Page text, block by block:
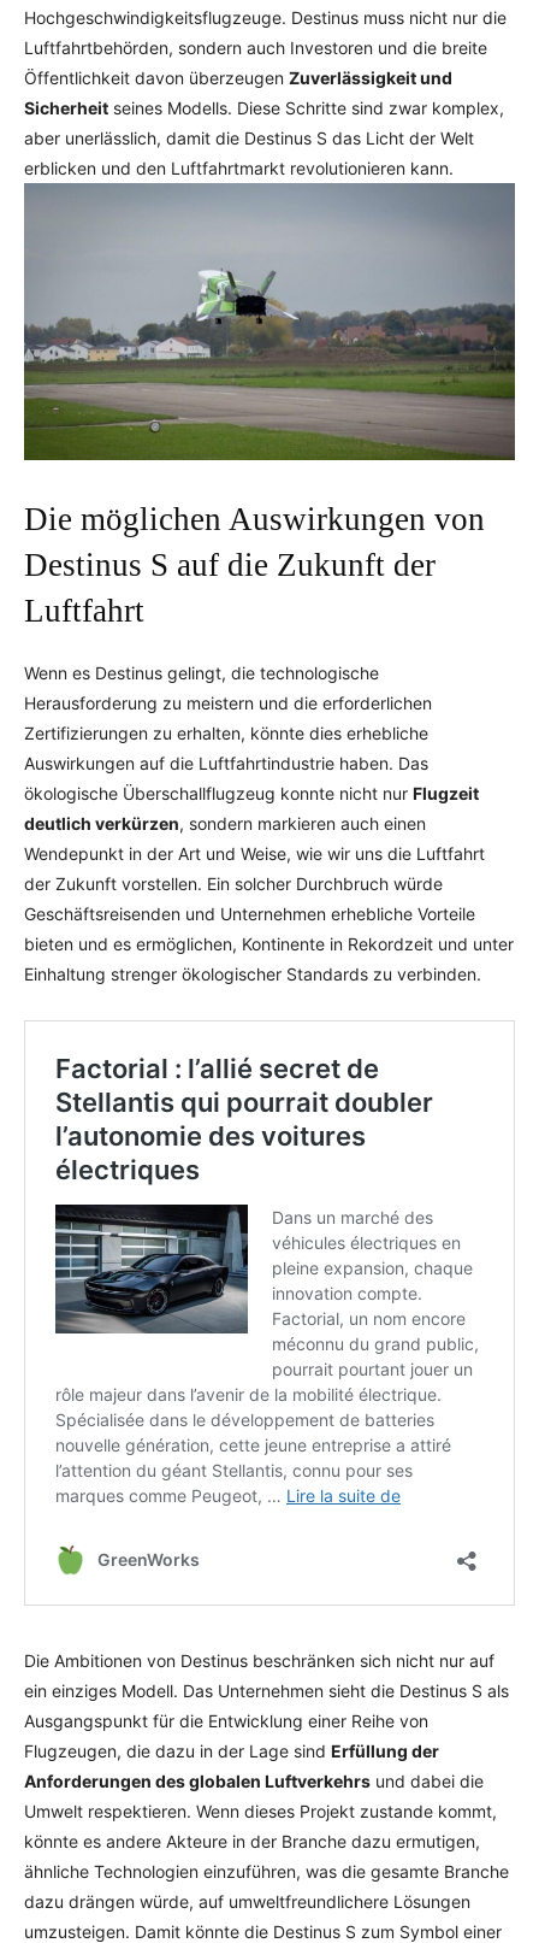
Hochgeschwindigkeitsflugzeuge. Destinus muss nicht nur die
Luftfahrtbehörden, sondern auch Investoren und die breite
Öffentlichkeit davon überzeugen Zuverlässigkeit und
Sicherheit seines Modells. Diese Schritte sind zwar komplex,
aber unerlässlich, damit die Destinus S das Licht der Welt
erblicken und den Luftfahrtmarkt revolutionieren kann.
Die möglichen Auswirkungen von
Destinus S auf die Zukunft der
Luftfahrt
Wenn es Destinus gelingt, die technologische
Herausforderung zu meistern und die erforderlichen
Zertifizierungen zu erhalten, könnte dies erhebliche
Auswirkungen auf die Luftfahrtindustrie haben. Das
ökologische Überschallflugzeug konnte nicht nur Flugzeit
deutlich verkürzen, sondern markieren auch einen
Wendepunkt in der Art und Weise, wie wir uns die Luftfahrt
der Zukunft vorstellen. Ein solcher Durchbruch würde
Geschäftsreisenden und Unternehmen erhebliche Vorteile
bieten und es ermöglichen, Kontinente in Rekordzeit und unter
Einhaltung strenger ökologischer Standards zu verbinden.
Die Ambitionen von Destinus beschränken sich nicht nur auf
ein einziges Modell. Das Unternehmen sieht die Destinus S als
Ausgangspunkt für die Entwicklung einer Reihe von
Flugzeugen, die dazu in der Lage sind Erfüllung der
Anforderungen des globalen Luftverkehrs und dabei die
Umwelt respektieren. Wenn dieses Projekt zustande kommt,
könnte es andere Akteure in der Branche dazu ermutigen,
ähnliche Technologien einzuführen, was die gesamte Branche
dazu drängen würde, auf umweltfreundlichere Lösungen
umzusteigen. Damit könnte die Destinus S zum Symbol einer